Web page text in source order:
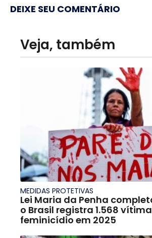
DEIXE SEU COMENTÁRIO
Veja, também
MEDIDAS PROTETIVAS
Lei Maria da Penha
o Brasil registra 1.568
feminicídio em 2025